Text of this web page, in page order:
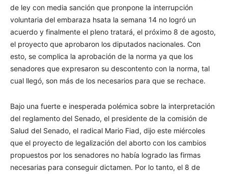
de ley con media sanción que pronpone la interrupción
voluntaria del embaraza hsata la semana 14 no logró un
acuerdo y finalmente el pleno tratará, el próximo 8 de agosto,
el proyecto que aprobaron los diputados nacionales. Con
esto, se complica la aprobación de la norma ya que los
senadores que expresaron su descontento con la norma, tal
cual llegó, son más de los necesarios para que se rechace.
Bajo una fuerte e inesperada polémica sobre la interpretación
del reglamento del Senado, el presidente de la comisión de
Salud del Senado, el radical Mario Fiad, dijo este miércoles
que el proyecto de legalización del aborto con los cambios
propuestos por los senadores no había logrado las firmas
necesarias para conseguir dictamen. Por lo tanto, el 8 de